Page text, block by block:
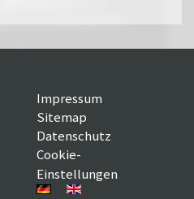
Impressum
Sitemap
Datenschutz
Cookie-
Einstellungen